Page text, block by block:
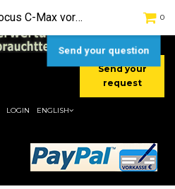
[+49] (0) 2232-5205
[+49] (0) 177 / 4080033
Send your
request
0
LOGIN ENGLISH
Wischermotor Ford Focus C-Max vorne Wischergestänge
Send your question